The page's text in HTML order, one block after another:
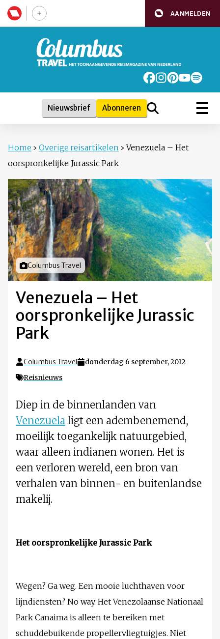
AANMELDEN
Nieuwsbrief Abonneren
Home › Overige reisartikelen › Venezuela – Het
oorspronkelijke Jurassic Park
Foto door
Columbus Travel
Venezuela – Het
oorspronkelijke Jurassic
Park
Columbus Travel
donderdag 6 september, 2012
Reisnieuws
Diep in de binnenlanden van
Venezuela ligt een adembenemend,
moeilijk toegankelijk natuurgebied,
waar alleen indianen wonen. Het is
een verloren wereld, een bron van
verhalen van binnen- en buitenlandse
makelij.
Het oorspronkelijke Jurassic Park
Wegen? Ga weg. Een mooie luchthaven voor
lijndiensten? No way. Het Venezolaanse Nationaal
Park Canaima is alleen te bereiken met
schuddebuikende propellervliegtuigjes. Niet